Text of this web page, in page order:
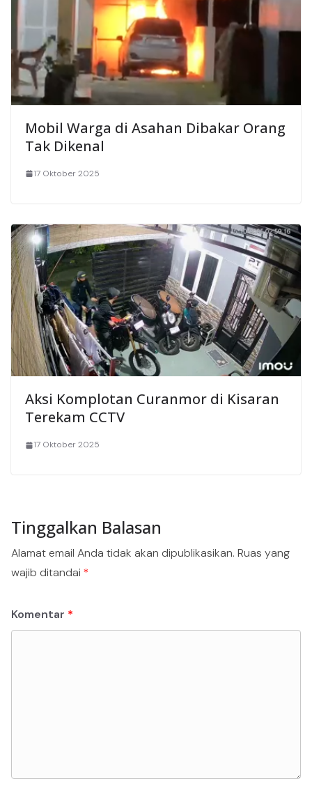
Mobil Warga di Asahan Dibakar Orang
Tak Dikenal
17 Oktober 2025
Aksi Komplotan Curanmor di Kisaran
Terekam CCTV
17 Oktober 2025
Tinggalkan Balasan
Alamat email Anda tidak akan dipublikasikan. Ruas yang
wajib ditandai *
Komentar *